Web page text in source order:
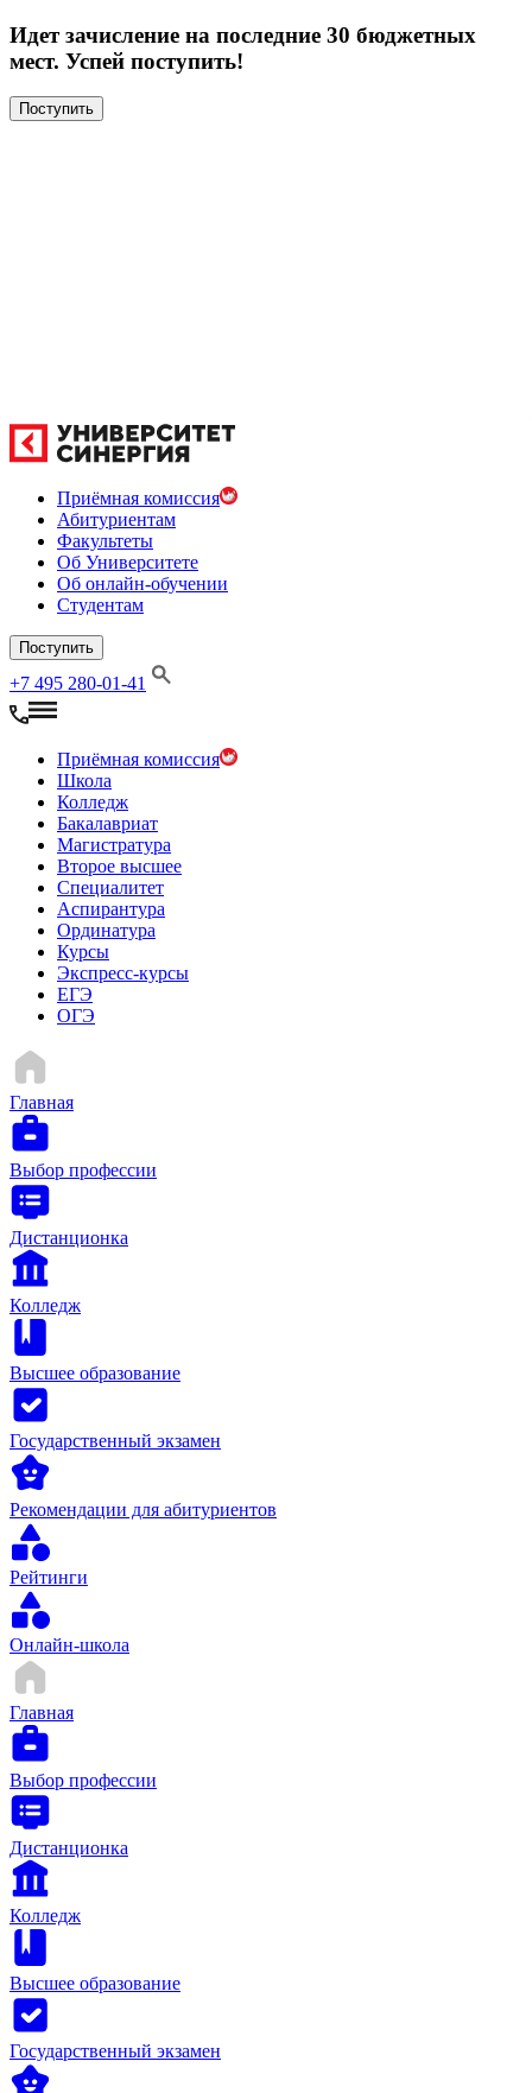
Идет зачисление на последние 30 бюджетных
мест. Успей поступить!
Поступить
Приёмная комиссия
Абитуриентам
Факультеты
Об Университете
Об онлайн-обучении
Студентам
Поступить
+7 495 280-01-41
Приёмная комиссия
Школа
Колледж
Бакалавриат
Магистратура
Второе высшее
Специалитет
Аспирантура
Ординатура
Курсы
Экспресс-курсы
ЕГЭ
ОГЭ
Главная
Выбор профессии
Дистанционка
Колледж
Высшее образование
Государственный экзамен
Рекомендации для абитуриентов
Рейтинги
Онлайн-школа
Главная
Выбор профессии
Дистанционка
Колледж
Высшее образование
Государственный экзамен